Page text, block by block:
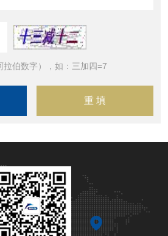
伯数字），如：三加四=7